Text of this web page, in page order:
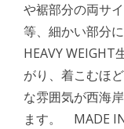
や裾部分の両サ
等、細かい部分
HEAVY WEIGHT
がり、着こむほ
な雰囲気が西海
ます。 MADE